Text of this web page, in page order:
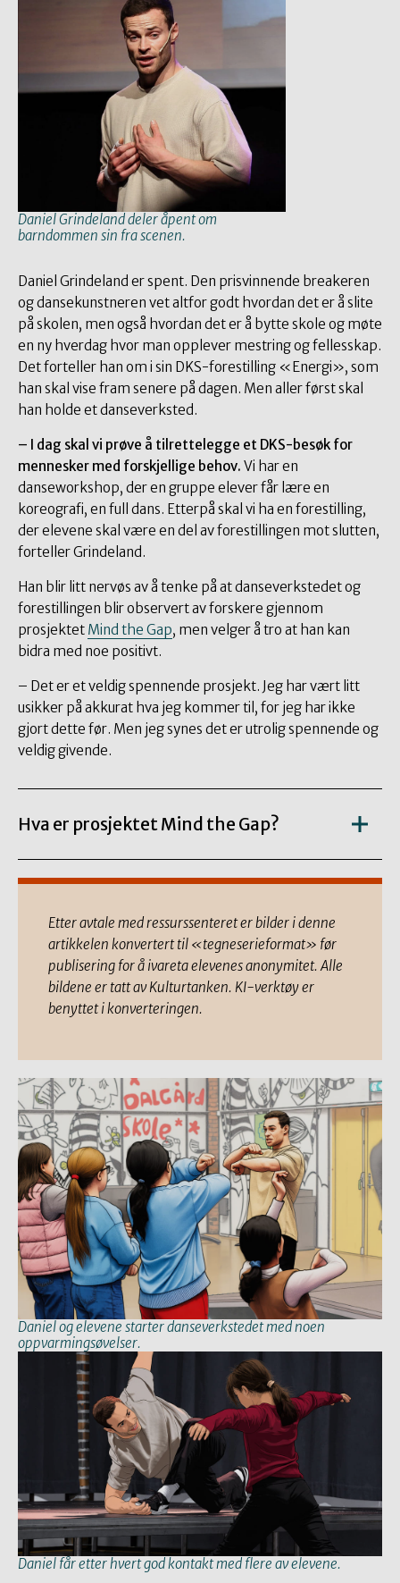
Daniel Grindeland deler åpent om
barndommen sin fra scenen.
Daniel Grindeland er spent. Den prisvinnende breakeren
og dansekunstneren vet altfor godt hvordan det er å slite
på skolen, men også hvordan det er å bytte skole og møte
en ny hverdag hvor man opplever mestring og fellesskap.
Det forteller han om i sin DKS-forestilling «Energi», som
han skal vise fram senere på dagen. Men aller først skal
han holde et danseverksted.
– I dag skal vi prøve å tilrettelegge et DKS-besøk for
mennesker med forskjellige behov. Vi har en
danseworkshop, der en gruppe elever får lære en
koreografi, en full dans. Etterpå skal vi ha en forestilling,
der elevene skal være en del av forestillingen mot slutten,
forteller Grindeland.
Han blir litt nervøs av å tenke på at danseverkstedet og
forestillingen blir observert av forskere gjennom
prosjektet Mind the Gap, men velger å tro at han kan
bidra med noe positivt.
– Det er et veldig spennende prosjekt. Jeg har vært litt
usikker på akkurat hva jeg kommer til, for jeg har ikke
gjort dette før. Men jeg synes det er utrolig spennende og
veldig givende.
Hva er prosjektet Mind the Gap?
Etter avtale med ressurssenteret er bilder i denne
artikkelen konvertert til «tegneserieformat» før
publisering for å ivareta elevenes anonymitet. Alle
bildene er tatt av Kulturtanken. KI-verktøy er
benyttet i konverteringen.
Daniel og elevene starter danseverkstedet med noen
oppvarmingsøvelser.
Daniel får etter hvert god kontakt med flere av elevene.